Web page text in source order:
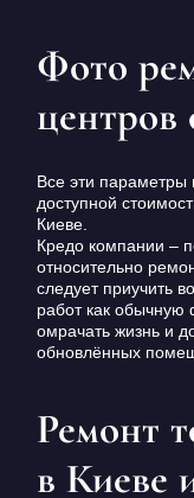
Фото
Все эти параметры
доступной
Киеве.
Кредо компании –
относительно
следует приучить
работ как обычную
омрачать жизнь и
обновлённых
Ремонт
в Киеве